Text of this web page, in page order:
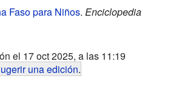
Faso para Niños. Enciclopedia
el 17 oct 2025, a las 11:19
una edición.